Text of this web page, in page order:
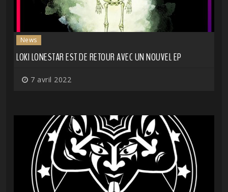
News
LOKI LONESTAR EST DE RETOUR AVEC UN NOUVEL EP
7 avril 2022